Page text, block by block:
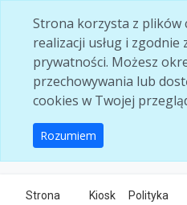
Strona korzysta z plików
realizacji usług i zgodnie
prywatności. Możesz
przechowywania lub
cookies w Twojej
Rozumiem
Strona
Kiosk
Polityka